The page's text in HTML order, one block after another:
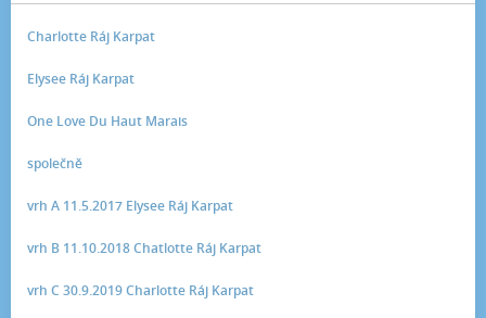
Charlotte Ráj Karpat
Elysee Ráj Karpat
One Love Du Haut Marais
společně
vrh A 11.5.2017 Elysee Ráj Karpat
vrh B 11.10.2018 Chatlotte Ráj Karpat
vrh C 30.9.2019 Charlotte Ráj Karpat